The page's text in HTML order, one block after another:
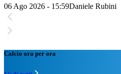
06 Ago 2026 - 15:59Daniele Rubini
Calcio ora per ora